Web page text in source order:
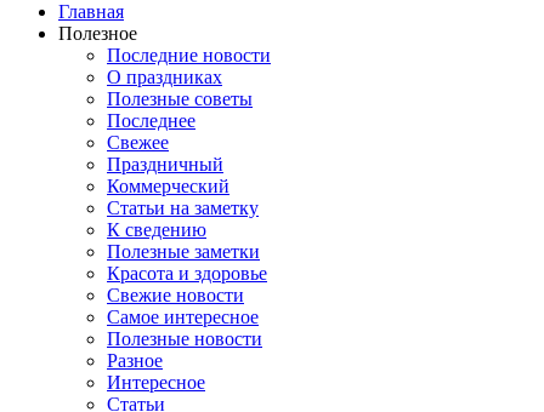
Главная
Полезное
Последние новости
О праздниках
Полезные советы
Последнее
Свежее
Праздничный
Коммерческий
Статьи на заметку
К сведению
Полезные заметки
Красота и здоровье
Свежие новости
Самое интересное
Полезные новости
Разное
Интересное
Статьи